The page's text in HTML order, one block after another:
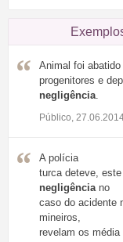
Animal foi
progenitores e
negligência.
Público,
A polícia
turca deteve,
negligênciano
caso do acidente
mineiros,
revelam os média